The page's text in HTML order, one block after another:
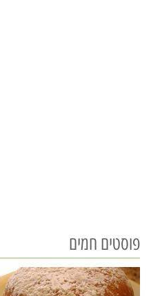
פוסטים חמים